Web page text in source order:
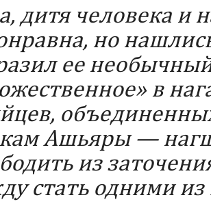
дитя человека и
но
ее
в
Ашьяры —
из
стать одними